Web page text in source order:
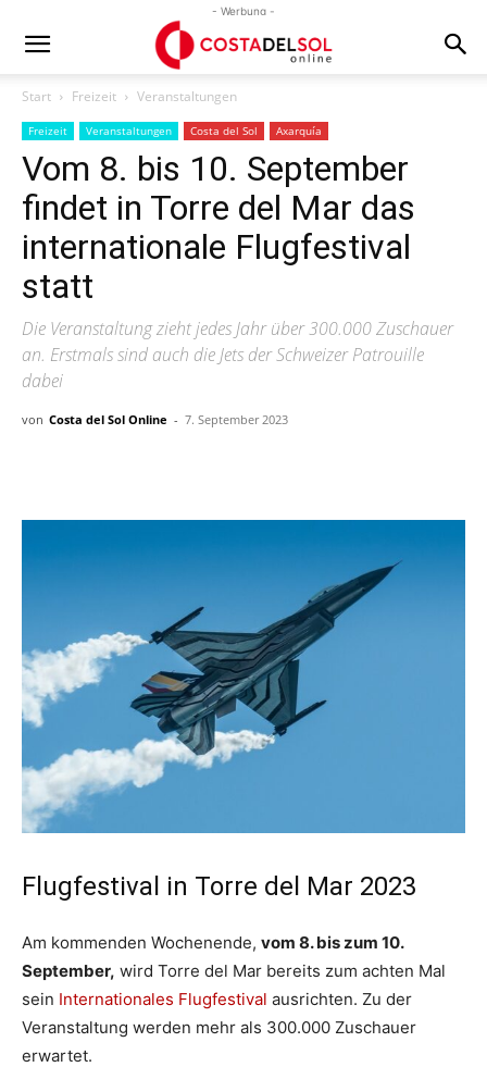
- Werbung -
Start Freizeit Veranstaltungen
Freizeit Veranstaltungen Costa del Sol Axarquía
Vom 8. bis 10. September
findet in Torre del Mar das
internationale Flugfestival
statt
Die Veranstaltung zieht jedes Jahr über 300.000 Zuschauer
an. Erstmals sind auch die Jets der Schweizer Patrouille
dabei
von Costa del Sol Online - 7. September 2023
Flugfestival in Torre del Mar 2023
Am kommenden Wochenende, vom 8. bis zum 10.
September, wird Torre del Mar bereits zum achten Mal
sein Internationales Flugfestival ausrichten. Zu der
Veranstaltung werden mehr als 300.000 Zuschauer
erwartet.